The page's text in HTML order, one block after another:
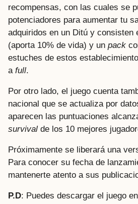
recompensas, con las cuales se
potenciadores para aumentar tu
adquiridos en un Ditú y consisten
(aporta 10% de vida) y un pack
estuches de estos
a full.
Por otro lado, el juego cuenta
nacional que se actualiza por
aparecen las puntuaciones
survival de los 10 mejores
Próximamente se liberará una
Para conocer su fecha de
mantenerte atento a sus
P.D: Puedes descargar el juego en